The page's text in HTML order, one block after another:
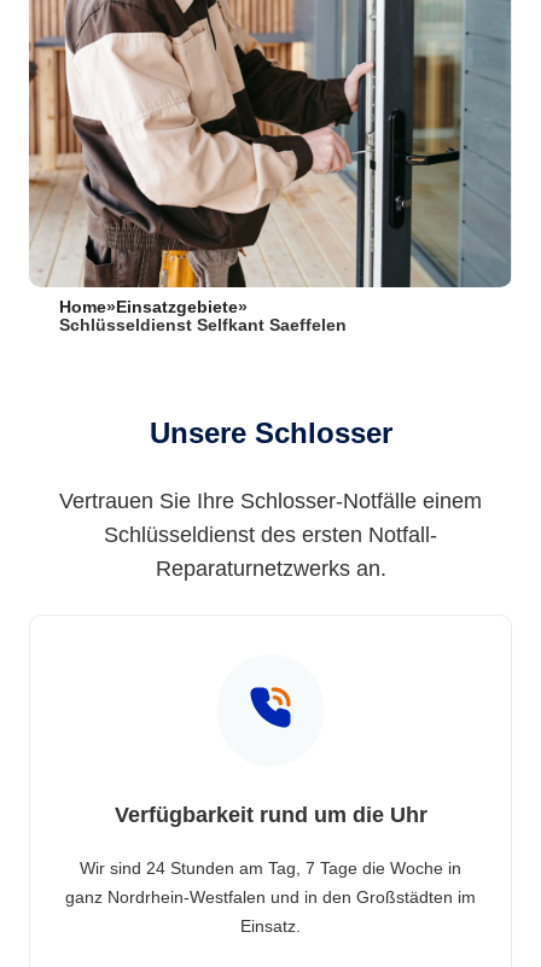
Home» Einsatzgebiete»
Schlüsseldienst Selfkant Saeffelen
Unsere Schlosser
Vertrauen Sie Ihre Schlosser-Notfälle einem
Schlüsseldienst des ersten Notfall-
Reparaturnetzwerks an.
Verfügbarkeit rund um die Uhr
Wir sind 24 Stunden am Tag, 7 Tage die Woche in
ganz Nordrhein-Westfalen und in den Großstädten im
Einsatz.